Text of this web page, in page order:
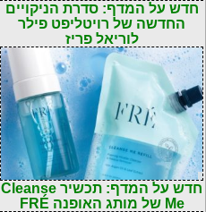
חדש על המדף: סדרת הניקויים
החדשה של רויטליפט פילר
לוריאל פריז
חדש על המדף: תכשיר Cleanse
Me של מותג האופנה FRÉ